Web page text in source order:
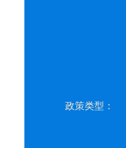
政策类型：